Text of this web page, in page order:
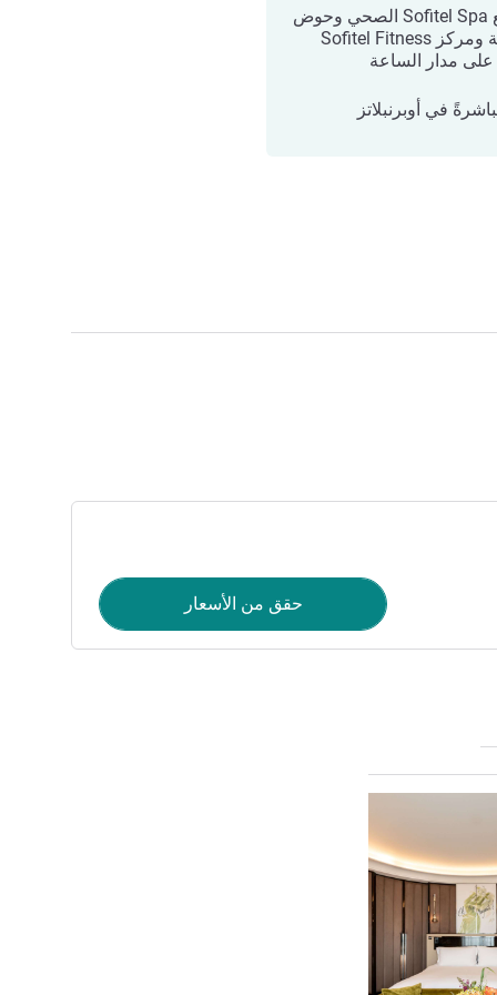
منتجع Sofitel Spa الصحي وحوض
سباحة ومركز Sofitel Fitness
مدار الساعة
في أوبرنبلاتز
حقق من الأسعار